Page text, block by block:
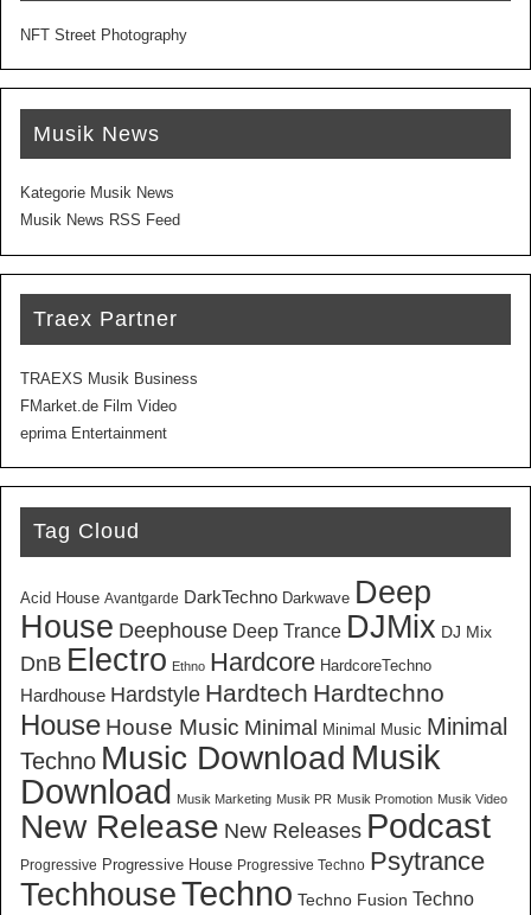
NFT Street Photography
Musik News
Kategorie Musik News
Musik News RSS Feed
Traex Partner
TRAEXS Musik Business
FMarket.de Film Video
eprima Entertainment
Tag Cloud
Acid House Avantgarde DarkTechno Darkwave Deep
House Deephouse Deep Trance DJMix DJ Mix
DnB Electro Ethno Hardcore HardcoreTechno
Hardhouse Hardstyle Hardtech Hardtechno
House House Music Minimal Minimal Music Minimal
Techno Music Download Musik
Download
Musik Marketing Musik PR Musik Promotion Musik Video
New Release New Releases Podcast
Progressive Progressive House Progressive Techno Psytrance
TechhouseTechno Techno Fusion Techno